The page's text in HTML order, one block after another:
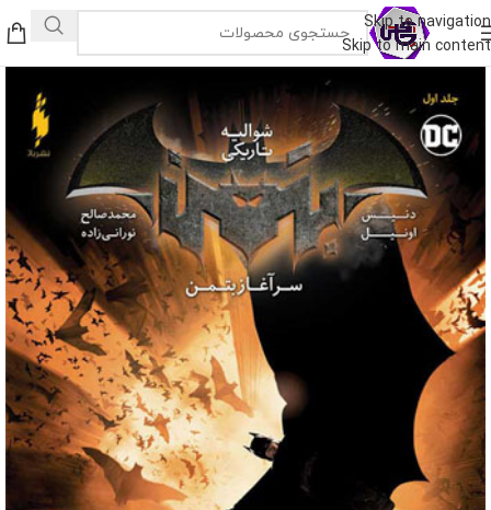
Skip to navigation
Skip to main content